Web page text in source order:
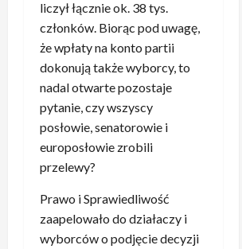
liczył łącznie ok. 38 tys.
członków. Biorąc pod uwagę,
że wpłaty na konto partii
dokonują także wyborcy, to
nadal otwarte pozostaje
pytanie, czy wszyscy
posłowie, senatorowie i
europosłowie zrobili
przelewy?
Prawo i Sprawiedliwość
zaapelowało do działaczy i
wyborców o podjęcie decyzji